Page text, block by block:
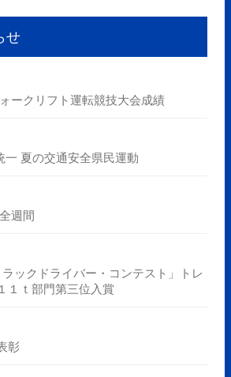
せ
ークリフト運転競技大会成績
一 夏の交通安全県民運動
週間
ラックドライバー・コンテスト」トレ
１ｔ部門第三位入賞
彰